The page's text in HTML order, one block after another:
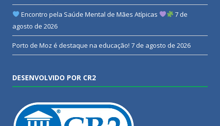
Encontro pela Saúde Mental de Mães Atípicas
7 de
agosto de 2026
Porto de Moz é destaque na educação! 7 de agosto de 2026
DESENVOLVIDO POR CR2